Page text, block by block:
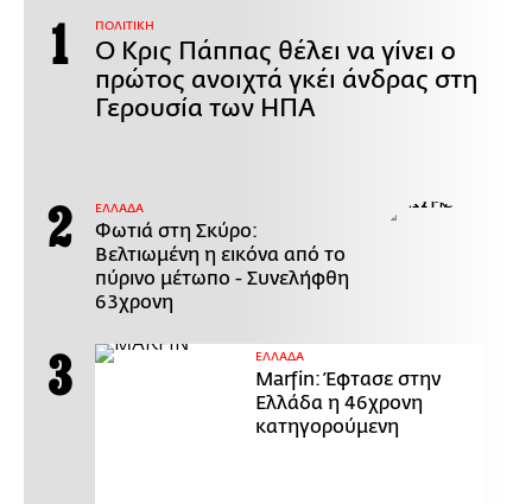
ΠΟΛΙΤΙΚΗ
Ο Κρις Πάππας θέλει να γίνει ο
πρώτος ανοιχτά γκέι άνδρας στη
Γερουσία των ΗΠΑ
ΕΛΛΑΔΑ
Φωτιά στη Σκύρο:
Βελτιωμένη η εικόνα από το
πύρινο μέτωπο - Συνελήφθη
63χρονη
ΕΛΛΑΔΑ
Marfin: Έφτασε στην
Ελλάδα η 46χρονη
κατηγορούμενη